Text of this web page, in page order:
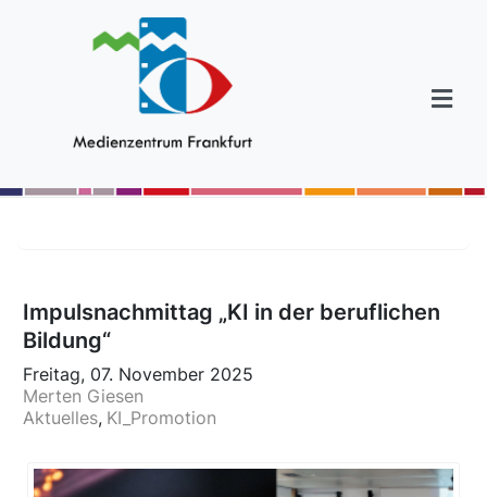
Impulsnachmittag „KI in der beruflichen
Bildung“
Freitag, 07. November 2025
Merten Giesen
Aktuelles KI_Promotion